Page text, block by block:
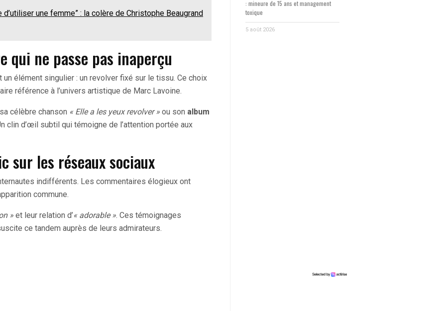
d’utiliser une femme” : la colère de Christophe Beaugrand
qui ne passe pas inaperçu
un élément singulier : un revolver fixé sur le tissu. Ce choix
référence à l’univers artistique de Marc Lavoine.
célèbre chanson « Elle a les yeux revolver » ou son album
clin d’œil subtil qui témoigne de l’attention portée aux
sur les réseaux sociaux
indifférents. Les commentaires élogieux ont
commune.
» et leur relation d’« adorable ». Ces témoignages
ce tandem auprès de leurs admirateurs.
: mineure de 15 ans et management
toxique
5 août 2026